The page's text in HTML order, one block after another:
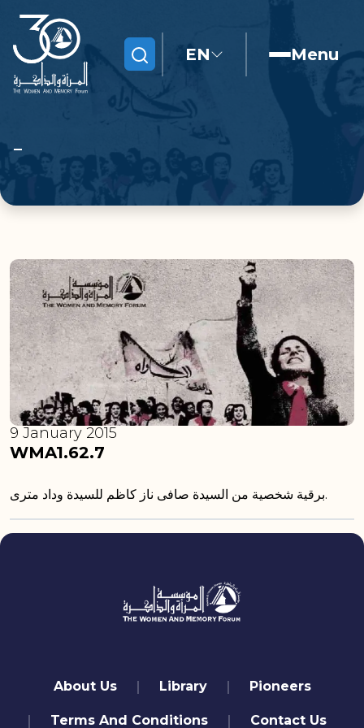
Search EN Menu
WMA1.62.7
9 January 2015
برقية شخصية من السيدة صافى ناز كاظم للسيدة وداد مترى.
quick links
About Us Library Pioneers
Terms And Conditions Contact Us